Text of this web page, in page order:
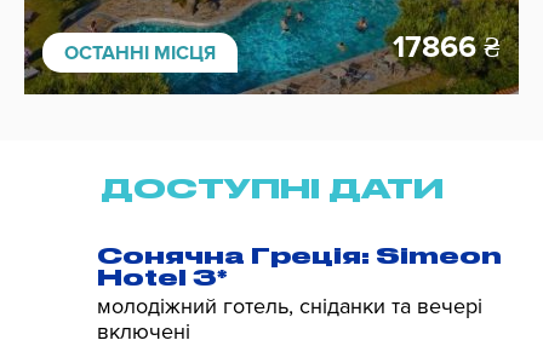
ОСТАННІ МІСЦЯ 17866₴
ДОСТУПНІ ДАТИ
Сонячна Греція: Simeon
Hotel 3*
молодіжний готель, сніданки та вечері
включені